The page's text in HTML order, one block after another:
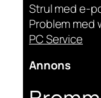
Strul med e-
Problem med
PC Service
Annons